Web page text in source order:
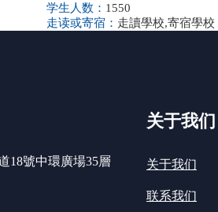
学生人数： 1550
走读或寄宿： 走讀學校,寄宿學校
18號中環廣場35層
关于我们
关于我们
联系我们